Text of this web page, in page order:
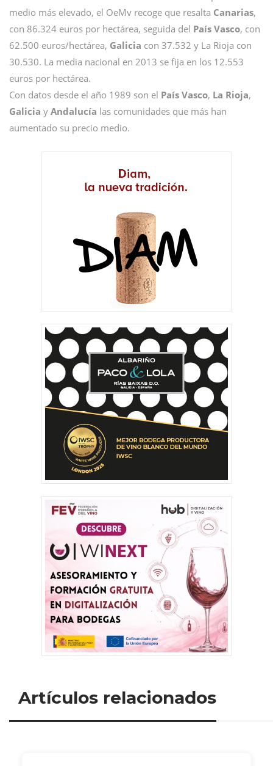
medio más elevado, el OeMv recoge que resalta Canarias,
con 86.324 euros por hectárea, seguida del País Vasco, con
62.500 euros/hectárea, Galicia con 37.532 y La Rioja con
30.530. La media nacional en 2013 se fija en los 12.553
euros por hectárea.
Con datos desde el año 1989 son el País Vasco, La Rioja,
Galicia y Andalucía las comunidades que más han
aumentado su precio medio.
Artículos relacionados